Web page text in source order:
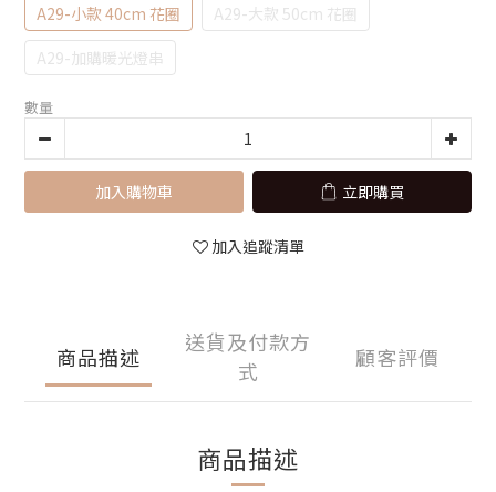
A29-小款 40cm 花圈
A29-大款 50cm 花圈
A29-加購暖光燈串
數量
加入購物車 立即購買
加入追蹤清單
商品描述
送貨及付款方
式
顧客評價
商品描述